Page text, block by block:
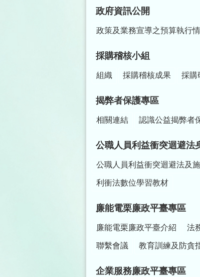
政府資訊公開
政策及業務宣導之預算執行
採購稽核小組
組織 採購稽核成果 採購
揭弊者保護專區
相關連結 認識公益揭弊者
公職人員利益衝突迴避法
公職人員利益衝突迴避法及
利衝法數位學習教材
廉能電栗廉政平臺專區
廉能電栗廉政平臺介紹 法
聯繫會議 教育訓練及防貪
企業服務廉政平臺專區